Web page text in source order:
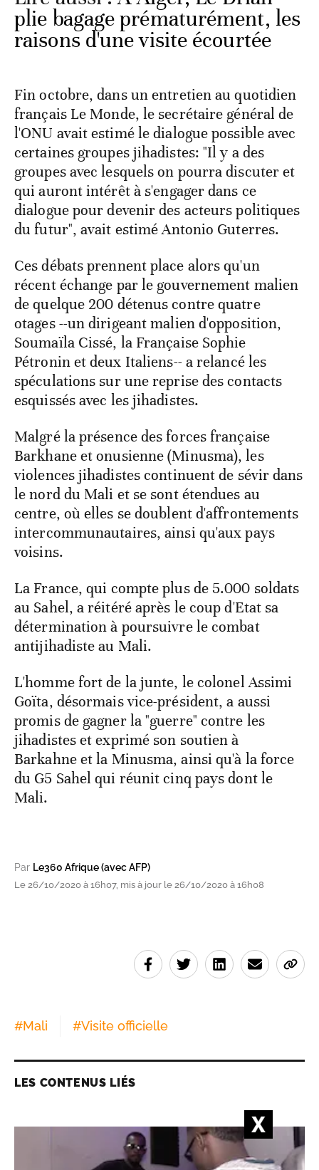
plie bagage prématurément, les
raisons d'une visite écourtée
Fin octobre, dans un entretien au quotidien
français Le Monde, le secrétaire général de
l'ONU avait estimé le dialogue possible avec
certaines groupes jihadistes: "Il y a des
groupes avec lesquels on pourra discuter et
qui auront intérêt à s'engager dans ce
dialogue pour devenir des acteurs politiques
du futur", avait estimé Antonio Guterres.
Ces débats prennent place alors qu'un
récent échange par le gouvernement malien
de quelque 200 détenus contre quatre
otages --un dirigeant malien d'opposition,
Soumaïla Cissé, la Française Sophie
Pétronin et deux Italiens-- a relancé les
spéculations sur une reprise des contacts
esquissés avec les jihadistes.
Malgré la présence des forces française
Barkhane et onusienne (Minusma), les
violences jihadistes continuent de sévir dans
le nord du Mali et se sont étendues au
centre, où elles se doublent d'affrontements
intercommunautaires, ainsi qu'aux pays
voisins.
La France, qui compte plus de 5.000 soldats
au Sahel, a réitéré après le coup d'Etat sa
détermination à poursuivre le combat
antijihadiste au Mali.
L'homme fort de la junte, le colonel Assimi
Goïta, désormais vice-président, a aussi
promis de gagner la "guerre" contre les
jihadistes et exprimé son soutien à
Barkahne et la Minusma, ainsi qu'à la force
du G5 Sahel qui réunit cinq pays dont le
Mali.
Par Le360 Afrique (avec AFP)
Le 26/10/2020 à 16h07, mis à jour le 26/10/2020 à 16h08
#Mali #Visite officielle
LES CONTENUS LIÉS